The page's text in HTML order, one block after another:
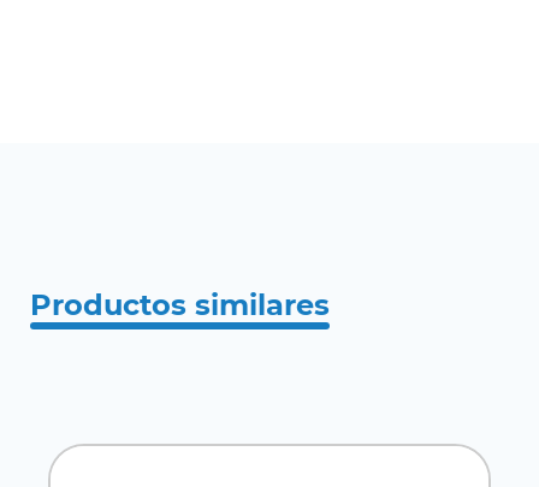
Productos similares